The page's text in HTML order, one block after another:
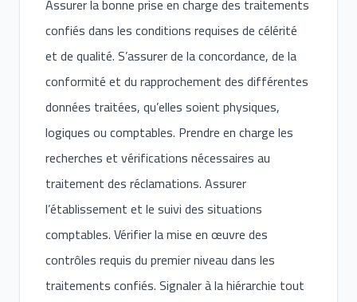
confiés dans les conditions requises de célérité
et de qualité. S’assurer de la concordance, de la
conformité et du rapprochement des différentes
données traitées, qu’elles soient physiques,
logiques ou comptables. Prendre en charge les
recherches et vérifications nécessaires au
traitement des réclamations. Assurer
l’établissement et le suivi des situations
comptables. Vérifier la mise en œuvre des
contrôles requis du premier niveau dans les
traitements confiés. Signaler à la hiérarchie tout